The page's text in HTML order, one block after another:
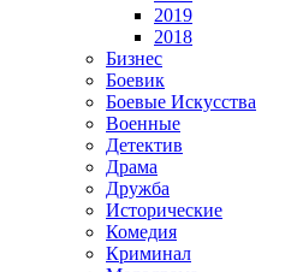
2019
2018
Бизнес
Боевик
Боевые Искусства
Военные
Детектив
Драма
Дружба
Исторические
Комедия
Криминал